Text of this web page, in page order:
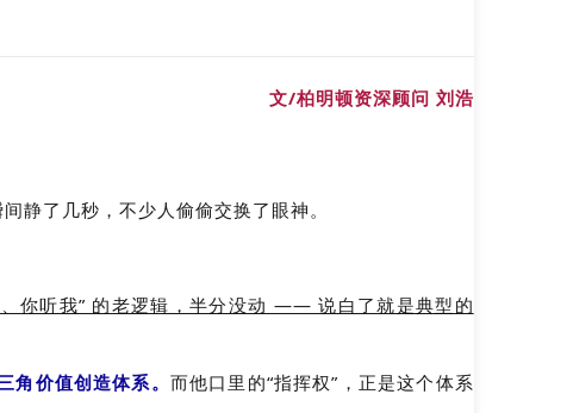
文/柏明顿资深顾问 刘浩
静了几秒，不少人偷偷交换了眼神。
你听我” 的老逻辑，半分没动 —— 说白了就是典型的
角价值创造体系。 而他口里的“指挥权”，正是这个体系